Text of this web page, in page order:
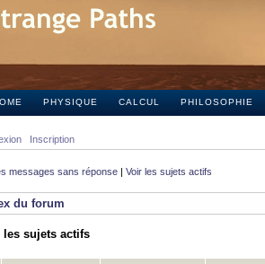
PHYSIQUE CALCUL PHILOSOPHIE
Inscription
messages sans réponse | Voir les sujets actifs
du forum
les sujets actifs